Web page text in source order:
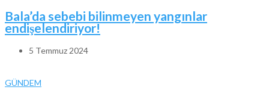
Bala’da sebebi bilinmeyen yangınlar
endişelendiriyor!
5 Temmuz 2024
GÜNDEM